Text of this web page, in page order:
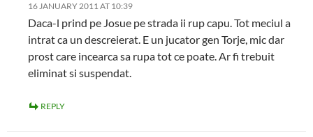
16 JANUARY 2011 AT 10:39
Daca-l prind pe Josue pe strada ii rup capu. Tot meciul a
intrat ca un descreierat. E un jucator gen Torje, mic dar
prost care incearca sa rupa tot ce poate. Ar fi trebuit
eliminat si suspendat.
REPLY